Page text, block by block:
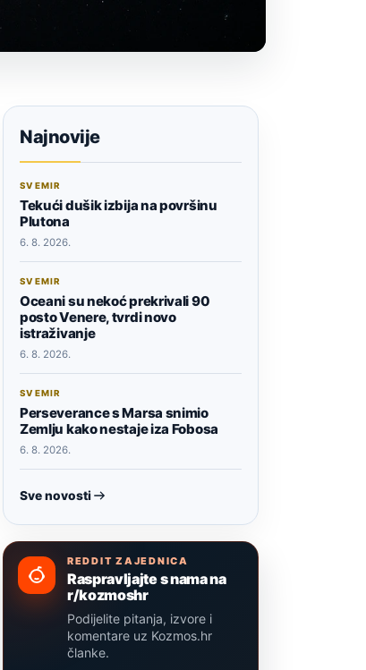
Najnovije
SVEMIR
Tekući dušik izbija na površinu
Plutona
6. 8. 2026.
SVEMIR
Oceani su nekoć prekrivali 90
posto Venere, tvrdi novo
istraživanje
6. 8. 2026.
SVEMIR
Perseverance s Marsa snimio
Zemlju kako nestaje iza Fobosa
6. 8. 2026.
Sve novosti
REDDIT ZAJEDNICA
Raspravljajte s nama na
r/kozmoshr
Podijelite pitanja, izvore i
komentare uz Kozmos.hr
članke.